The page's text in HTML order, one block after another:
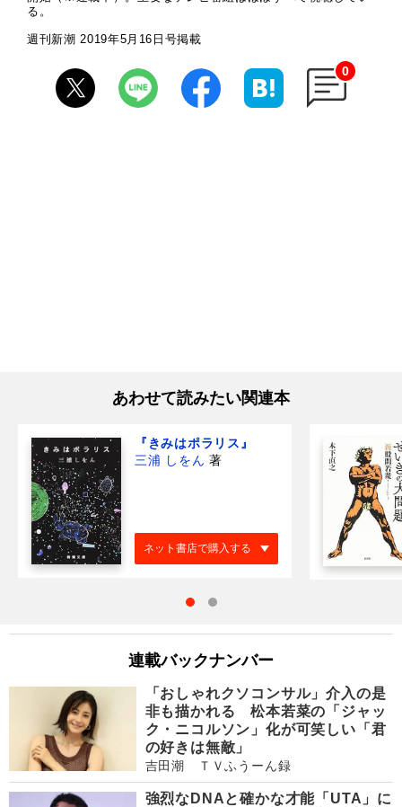
る。
週刊新潮 2019年5月16日号掲載
0
あわせて読みたい関連本
『きみはポラリス』
三浦 しをん 著
ネット書店で購入する
連載バックナンバー
「おしゃれクソコンサル」介入の是
非も描かれる 松本若菜の「ジャッ
ク・ニコルソン」化が可笑しい「君
の好きは無敵」
吉田潮 ＴＶふうーん録
強烈なDNAと確かな才能「UTA」に